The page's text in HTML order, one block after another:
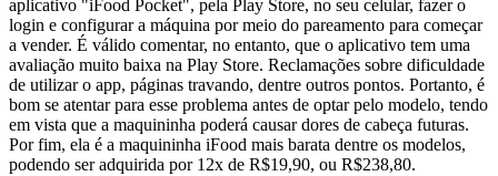
aplicativo "iFood Pocket", pela Play Store, no seu celular, fazer o
login e configurar a máquina por meio do pareamento para começar
a vender. É válido comentar, no entanto, que o aplicativo tem uma
avaliação muito baixa na Play Store. Reclamações sobre dificuldade
de utilizar o app, páginas travando, dentre outros pontos. Portanto, é
bom se atentar para esse problema antes de optar pelo modelo, tendo
em vista que a maquininha poderá causar dores de cabeça futuras.
Por fim, ela é a maquininha iFood mais barata dentre os modelos,
podendo ser adquirida por 12x de R$19,90, ou R$238,80.